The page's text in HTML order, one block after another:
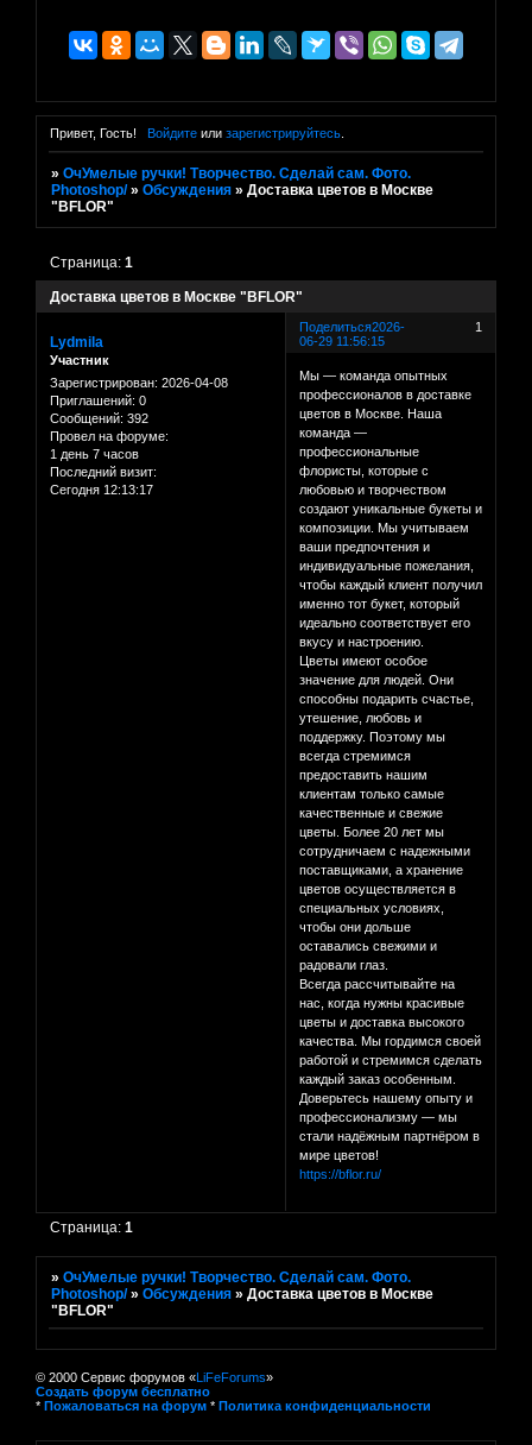
Привет, Гость! Войдитеили зарегистрируйтесь.
»ОчУмелые ручки! Творчество. Сделай сам. Фото.
Photoshop/ »Обсуждения »Доставка цветов в Москве
"BFLOR"
Доставка цветов в Москве "BFLOR"
Страница:1
Поделиться 1
2026-
06-29 11:56:15
Lydmila
Участник
Зарегистрирован: 2026-04-08
Приглашений: 0
Сообщений: 392
Провел на форуме:
1 день 7 часов
Последний визит:
Сегодня 12:13:17
Мы — команда опытных
профессионалов в доставке
цветов в Москве. Наша
команда —
профессиональные
флористы, которые с
любовью и творчеством
создают уникальные букеты и
композиции. Мы учитываем
ваши предпочтения и
индивидуальные пожелания,
чтобы каждый клиент получил
именно тот букет, который
идеально соответствует его
вкусу и настроению.
Цветы имеют особое
значение для людей. Они
способны подарить счастье,
утешение, любовь и
поддержку. Поэтому мы
всегда стремимся
предоставить нашим
клиентам только самые
качественные и свежие
цветы. Более 20 лет мы
сотрудничаем с надежными
поставщиками, а хранение
цветов осуществляется в
специальных условиях,
чтобы они дольше
оставались свежими и
радовали глаз.
Всегда рассчитывайте на
нас, когда нужны красивые
цветы и доставка высокого
качества. Мы гордимся своей
работой и стремимся сделать
каждый заказ особенным.
Доверьтесь нашему опыту и
профессионализму — мы
стали надёжным партнёром в
мире цветов!
https://bflor.ru/
Страница:1
»ОчУмелые ручки! Творчество. Сделай сам. Фото.
Photoshop/ »Обсуждения »Доставка цветов в Москве
"BFLOR"
© 2000 Сервис форумов «LiFeForums»
Создать форум бесплатно
* Пожаловаться на форум * Политика конфиденциальности